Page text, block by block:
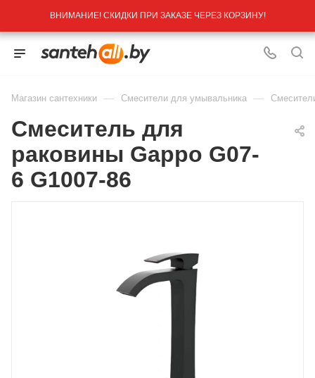
ВНИМАНИЕ! СКИДКИ ПРИ ЗАКАЗЕ ЧЕРЕЗ КОРЗИНУ!
Магазин сантехники — Смесители для умывальника —
Смеситель для
раковины Gappo G07-
6 G1007-86